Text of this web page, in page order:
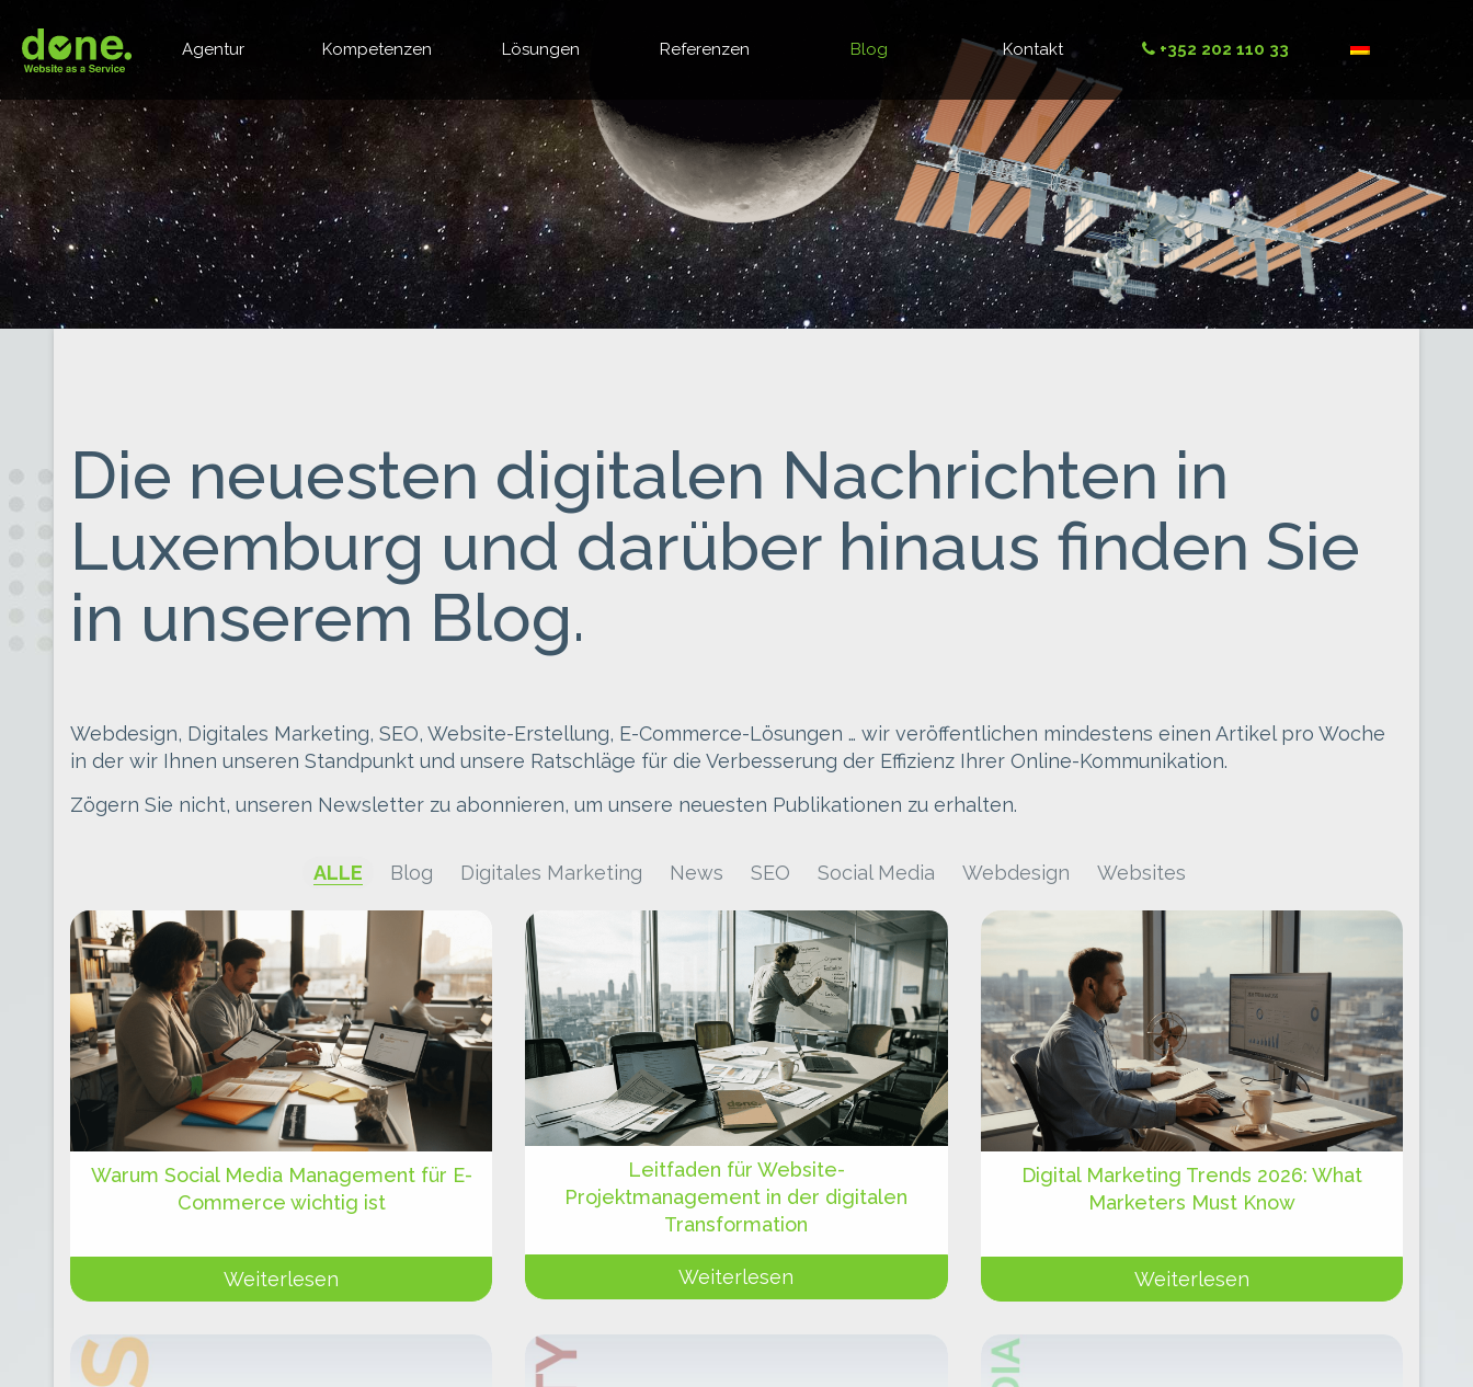
Agentur Kompetenzen Lösungen Referenzen Blog Kontakt +352 202 110 33
Die neuesten digitalen Nachrichten in
Luxemburg und darüber hinaus finden Sie
in unserem Blog.
Webdesign, Digitales Marketing, SEO, Website-Erstellung, E-Commerce-Lösungen … wir veröffentlichen mindestens einen Artikel pro Woche
in der wir Ihnen unseren Standpunkt und unsere Ratschläge für die Verbesserung der Effizienz Ihrer Online-Kommunikation.
Zögern Sie nicht, unseren Newsletter zu abonnieren, um unsere neuesten Publikationen zu erhalten.
ALLE Blog Digitales Marketing News SEO Social Media Webdesign Websites
Warum Social Media Management für E-
Commerce wichtig ist
Weiterlesen
Leitfaden für Website-
Projektmanagement in der digitalen
Transformation
Weiterlesen
Digital Marketing Trends 2026: What
Marketers Must Know
Weiterlesen